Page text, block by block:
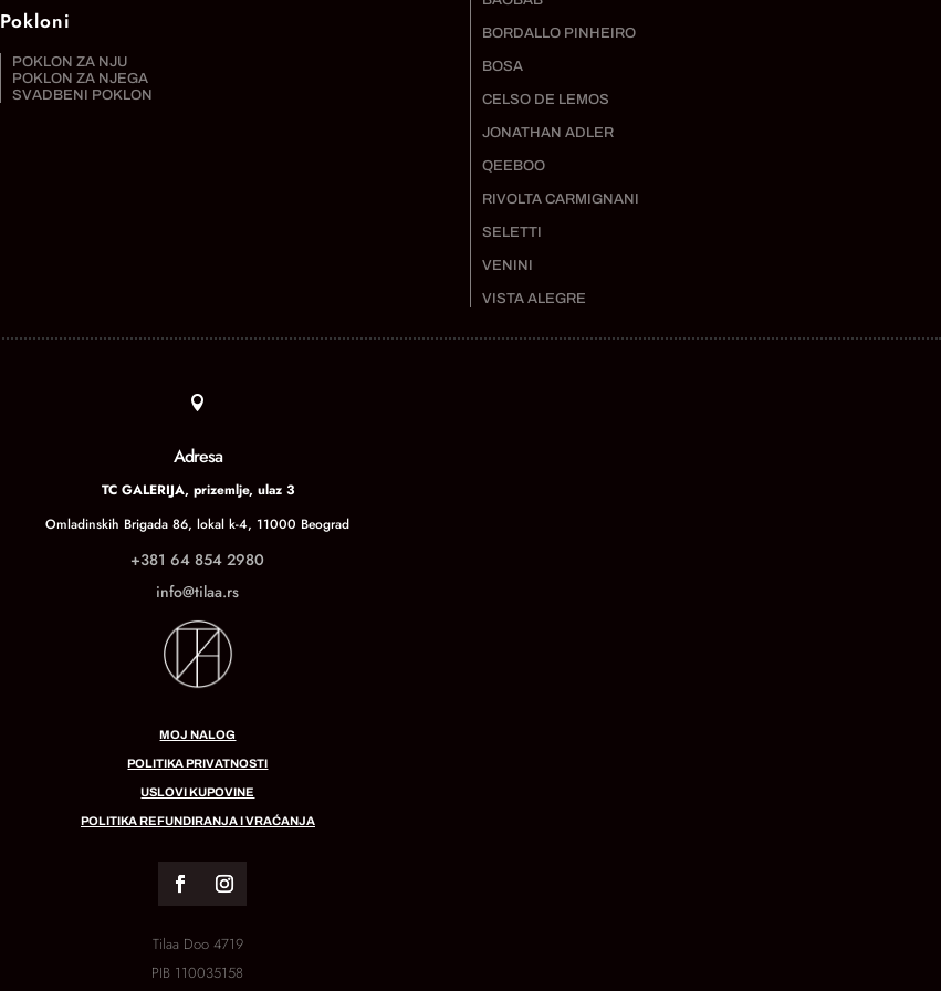
Pokloni
POKLON ZA NJU
POKLON ZA NJEGA
SVADBENI POKLON
BORDALLO PINHEIRO
BOSA
CELSO DE LEMOS
JONATHAN ADLER
QEEBOO
RIVOLTA CARMIGNANI
SELETTI
VENINI
VISTA ALEGRE

Adresa
TC GALERIJA, prizemlje, ulaz 3
Omladinskih Brigada 86, lokal k-4, 11000 Beograd
+381 64 854 2980
info@tilaa.rs
MOJ NALOG
POLITIKA PRIVATNOSTI
USLOVI KUPOVINE
POLITIKA REFUNDIRANJA I VRAĆANJA
Tilaa Doo 4719
PIB 110035158